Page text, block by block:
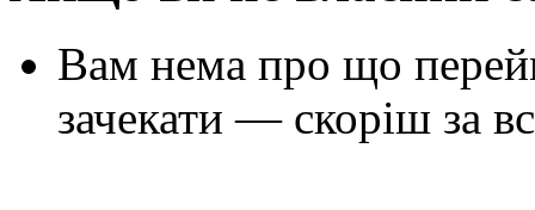
Вам нема про що
зачекати — скоріш за